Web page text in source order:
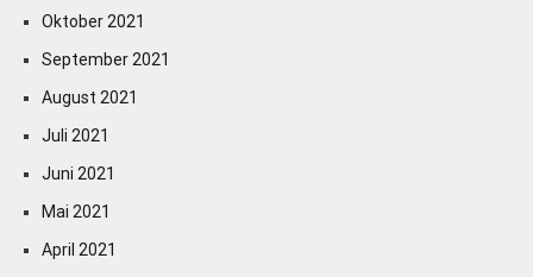
Oktober 2021
September 2021
August 2021
Juli 2021
Juni 2021
Mai 2021
April 2021